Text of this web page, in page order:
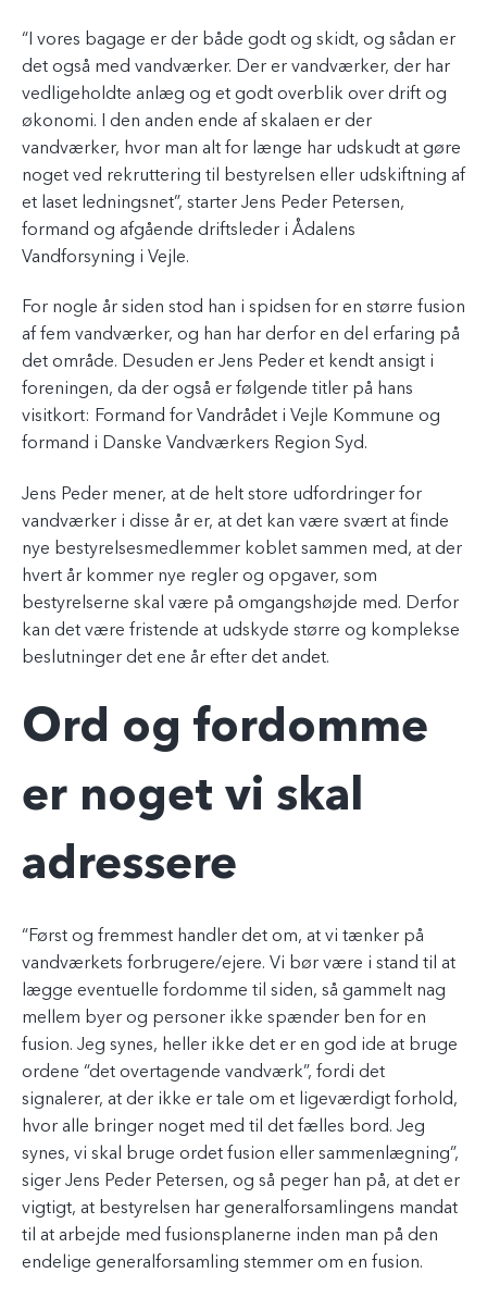
“I vores bagage er der både godt og skidt, og sådan er
det også med vandværker. Der er vandværker, der har
vedligeholdte anlæg og et godt overblik over drift og
økonomi. I den anden ende af skalaen er der
vandværker, hvor man alt for længe har udskudt at gøre
noget ved rekruttering til bestyrelsen eller udskiftning af
et laset ledningsnet”, starter Jens Peder Petersen,
formand og afgående driftsleder i Ådalens
Vandforsyning i Vejle.
For nogle år siden stod han i spidsen for en større fusion
af fem vandværker, og han har derfor en del erfaring på
det område. Desuden er Jens Peder et kendt ansigt i
foreningen, da der også er følgende titler på hans
visitkort: Formand for Vandrådet i Vejle Kommune og
formand i Danske Vandværkers Region Syd.
Jens Peder mener, at de helt store udfordringer for
vandværker i disse år er, at det kan være svært at finde
nye bestyrelsesmedlemmer koblet sammen med, at der
hvert år kommer nye regler og opgaver, som
bestyrelserne skal være på omgangshøjde med. Derfor
kan det være fristende at udskyde større og komplekse
beslutninger det ene år efter det andet.
Ord og fordomme
er noget vi skal
adressere
“Først og fremmest handler det om, at vi tænker på
vandværkets forbrugere/ejere. Vi bør være i stand til at
lægge eventuelle fordomme til siden, så gammelt nag
mellem byer og personer ikke spænder ben for en
fusion. Jeg synes, heller ikke det er en god ide at bruge
ordene “det overtagende vandværk”, fordi det
signalerer, at der ikke er tale om et ligeværdigt forhold,
hvor alle bringer noget med til det fælles bord. Jeg
synes, vi skal bruge ordet fusion eller sammenlægning”,
siger Jens Peder Petersen, og så peger han på, at det er
vigtigt, at bestyrelsen har generalforsamlingens mandat
til at arbejde med fusionsplanerne inden man på den
endelige generalforsamling stemmer om en fusion.